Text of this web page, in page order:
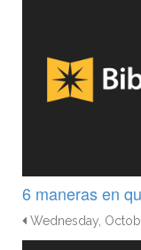
6 maneras en
Wednesday,